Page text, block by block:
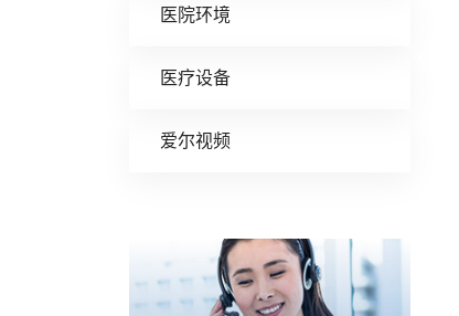
医院环境
医疗设备
爱尔视频